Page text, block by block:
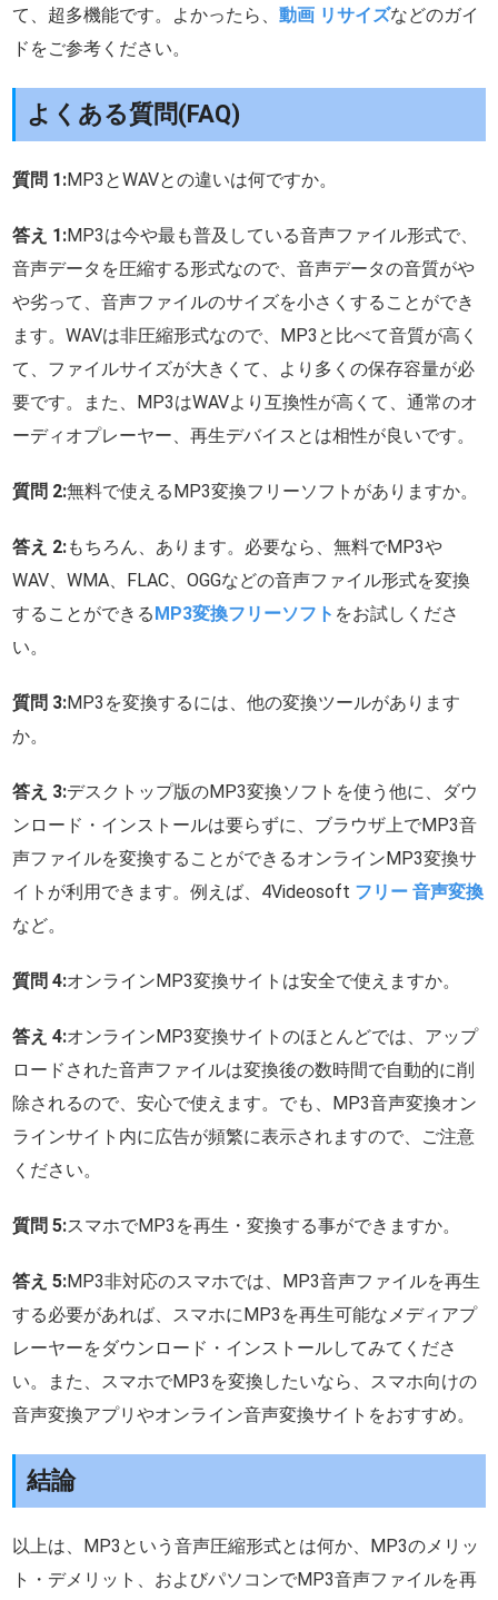
て、超多機能です。よかったら、動画 リサイズなどのガイ
ドをご参考ください。
よくある質問(FAQ)
質問 1:MP3とWAVとの違いは何ですか。
答え 1:MP3は今や最も普及している音声ファイル形式で、
音声データを圧縮する形式なので、音声データの音質がや
や劣って、音声ファイルのサイズを小さくすることができ
ます。WAVは非圧縮形式なので、MP3と比べて音質が高く
て、ファイルサイズが大きくて、より多くの保存容量が必
要です。また、MP3はWAVより互換性が高くて、通常のオ
ーディオプレーヤー、再生デバイスとは相性が良いです。
質問 2:無料で使えるMP3変換フリーソフトがありますか。
答え 2:もちろん、あります。必要なら、無料でMP3や
WAV、WMA、FLAC、OGGなどの音声ファイル形式を変換
することができる MP3変換フリーソフト をお試しくださ
い。
質問 3:MP3を変換するには、他の変換ツールがあります
か。
答え 3:デスクトップ版のMP3変換ソフトを使う他に、ダウ
ンロード・インストールは要らずに、ブラウザ上でMP3音
声ファイルを変換することができるオンラインMP3変換サ
イトが利用できます。例えば、4Videosoft フリー 音声変換
など。
質問 4:オンラインMP3変換サイトは安全で使えますか。
答え 4:オンラインMP3変換サイトのほとんどでは、アップ
ロードされた音声ファイルは変換後の数時間で自動的に削
除されるので、安心で使えます。でも、MP3音声変換オン
ラインサイト内に広告が頻繁に表示されますので、ご注意
ください。
質問 5:スマホでMP3を再生・変換する事ができますか。
答え 5:MP3非対応のスマホでは、MP3音声ファイルを再生
する必要があれば、スマホにMP3を再生可能なメディアプ
レーヤーをダウンロード・インストールしてみてくださ
い。また、スマホでMP3を変換したいなら、スマホ向けの
音声変換アプリやオンライン音声変換サイトをおすすめ。
結論
以上は、MP3という音声圧縮形式とは何か、MP3のメリッ
ト・デメリット、およびパソコンでMP3音声ファイルを再